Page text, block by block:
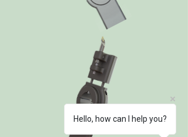
Hello, how can I help you?